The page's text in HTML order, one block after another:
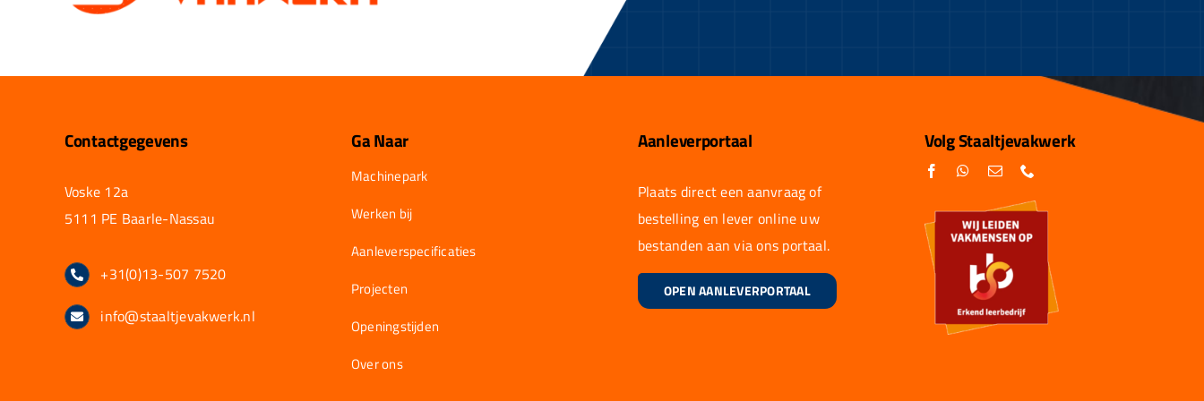
Contactgegevens
Voske 12a
5111 PE Baarle-Nassau
+31(0)13-507 7520
info@staaltjevakwerk.nl
Ga Naar
Machinepark
Werken bij
Aanleverspecificaties
Projecten
Openingstijden
Over ons
Aanleverportaal
Plaats direct een aanvraag of
bestelling en lever online uw
bestanden aan via ons portaal.
OPEN AANLEVERPORTAAL
Volg Staaltjevakwerk